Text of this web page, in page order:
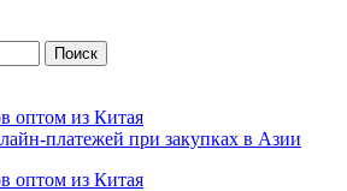
оптом из Китая
платежей при закупках в Азии
оптом из Китая